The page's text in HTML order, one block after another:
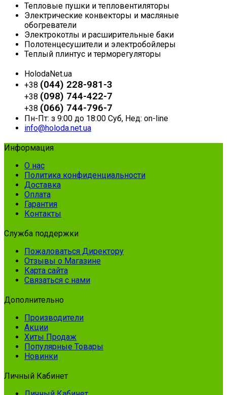
Тепловые пушки и тепловентиляторы
Электрические конвекторы и масляные
обогреватели
Электрокотлы и расширительные баки
Полотенцесушители и электробойлеры
Теплый плинтус и терморегуляторы
HolodaNet.ua
+38 (044) 228-981-3
+38 (098) 744-422-7
+38 (066) 744-796-7
Пн-Пт: з 9:00 до 18:00 Суб, Нед: on-line
info@holoda.net.ua
Информация
О нас
Политика конфиденциальности
Доставка
Оплата
Гарантия
Контакты
Служба поддержки
Пожаловаться Директору
Отзывы о Магазине
Карта сайта
Связаться с нами
Дополнительно
Производители
Акции
Хиты Продаж
Популярные Товары
Новинки
Личный Кабинет